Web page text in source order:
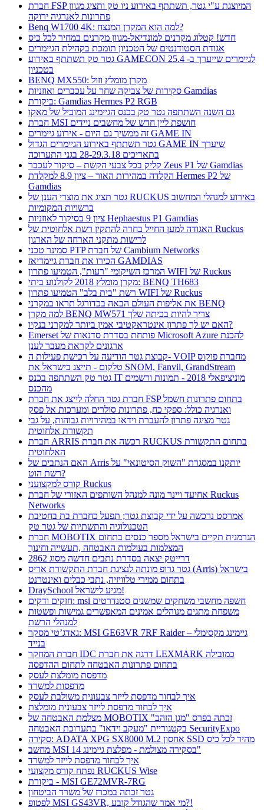
חברת FSP המיוצגת ע"י גטר, תשתתף באירוע ניו טק ותציג מגוון
פתרונות לאנרגיה ירוקה
Benq W1700 4K: למה הוא המקרן המנצח?
חדש! קטלוג מקרנים למונדיאל-מגוון מקרנים במחיר לכל כיס
אגודת הסטודנטים של הטכניון תומכת בקהילת הגיימרים
גטר טק תשתתף באירוע GAMECON לגיימרים שייערך ב- 25.4
בטכניון
BENQ MX550: מקרן מומלץ וזול
סקירות של צביקה שחר על עכברים ואוזניות Gamdias
ביקורת: Gamdias Hermes P2 RGB
גם השנה השתתפה גטר טק בכנס הגיימינג המוביל של מאקו
חברת MSI חושפת ליין חדש של מחשבים ניידים
זה ממשיך גם היום - אירוע גיימרים GAME IN
גטר תשתתף באירוע הגיימרים הגדול GAME IN שיערך
בתאריכים 28-29.3.18 בגני התערוכה
קליק בכל צבעי הקשת – סיקור לעכבר Zeus P1 של Gamdias
הקלדה במהירות האור – ציון 8.9 למקלדת Hermes P2 של
Gamdias
גטר תציג את מוצרי הענן של RUCKUS באירוע למנהלי המחשוב
ברשויות המקומיות
ציון 9 בסיקור לאוזניות Hephaestus P1 Gamdias
האגודה למען החייל בחרה להתקין רשת אלחוטית של Ruckus
לרישות מתקני הארחה של הארגון
סמינר טכני PTP של חברת Cambium Networks
הכירו את חברת גיימדיאז GAMDIAS
המרכז השיקומי "רעות", הטמיעו פתרון WIFI של Ruckus
מקרן מומלץ 2018 לקולנוע ביתי: BENQ TH683
רשת "בית בלב" הטמיעו פתרון WIFI של Ruckus
את אליפות העולם הבאה בכדורגל תראו במקרני BENQ
למה מקרן BENQ MW571 צריך להיות בכיתה שלך
האם יש לך פתרון אינטראקטיבי אמין ביותר למקרני בנקיו?
Emerset פותחת בסדרת סדנאות של Microsoft Azure להכנת
ארגונים לקראת מעבר לענן
קבוצת גטר הודיעה על רכישת פעילות ה- VOIP מחברת פוקוס
טלקום - תייצג בישראל את SNOM, Fanvil, GrandStream
גטר טק השתתפה בכנס IT מוניציפאלי 2018 - תמונות ורשמים
מהכנס
חברת גטר החלה לייצג את חברת FSP בתחום פתרונות חשמל
ואנרגיה כולל: ספקי כח, פתרונות סולרים ומערכות אל פסק
גטר מציגה פתרון להעברת וידאו במהירויות גבוהות, על גבי
תקשורת אלחוטית
חברת ARRIS רכשה את חברת RUCKUS בתחום התקשורת
האלחוטית
האם הנתבים של Arris יותקנו במסגרת "השוק הסיטונאי" על
רשת הוט?
קורס למקצועני Ruckus
אחיעד ויינר מונה למנהל השותפים האזורי של חברת Ruckus
Networks
אמרסט נרכשה על ידי קבוצת גטר; תפעל כחברת בת בחטיבת
הטכנולוגיה והתשתיות של גטר טק
חברת MOBOTIX הגרמנית תקיים בישראל מספר כנסים בתחום
המצלמות בעולמות האבטחה ,תעשייה וחינוך
דרייטק יצאה בסדרת נתבים חדשה מסוג 2862
גטר גרופ מונתה לנציגת חברת התקשורת אריס (Arris) בישראל
בתחום ממירי טלוויזיה, נתבי כבלים ואינטרנט
DraySchool מגיע לישראל!
חזקים ודקים: msi חשפה מחשבי משחקים שמשנים סטנדרטים
משפחת מתגים מנוהלים אמינים המאפשרים גמישות ופשטות
למנהלי הרשת
גאדג’טי מסקר: MSI GE63VR 7RF Raider – גיימינג מקסימלי
בנייד
חברת המחקר IDC דרגה את חברת LEXMARK כמובילה
בתחום פתרונות האבטחה לתחום ההדפסה
מדפסת מומלצת לעסק
מדפסות למשרד
איך לבחור מדפסת לייזר צבעונית משולבת לעסק
איך לבחור מדפסת לייזר צבעונית מומלצת
מצלמת האבטחה של MOBOTIX זכתה בפרס "מגן הזהב"
בקטגוריית "מעקב וידאו" בתערוכת האבטחה SecurityExpo
סקירה: ADATA XPG SX8000 M.2 אחסון SSD מהיר לכל כיס
מחשב MSI בסקירה מצולמת - מפלצת גיימינג 14"
איך לבחור מדפסת לייזר למשרד
נפתח קורס מקצועי RUCKUS Wise
ביקורת - MSI GE72MVR-7RG
גטר זכתה במכרז של משרד הביטחון
לפטופ MSI GS43VR, מי אמר שהגודל קובע?!